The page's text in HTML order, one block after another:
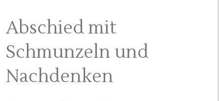
Abschied mit
Schmunzeln und
Nachdenken